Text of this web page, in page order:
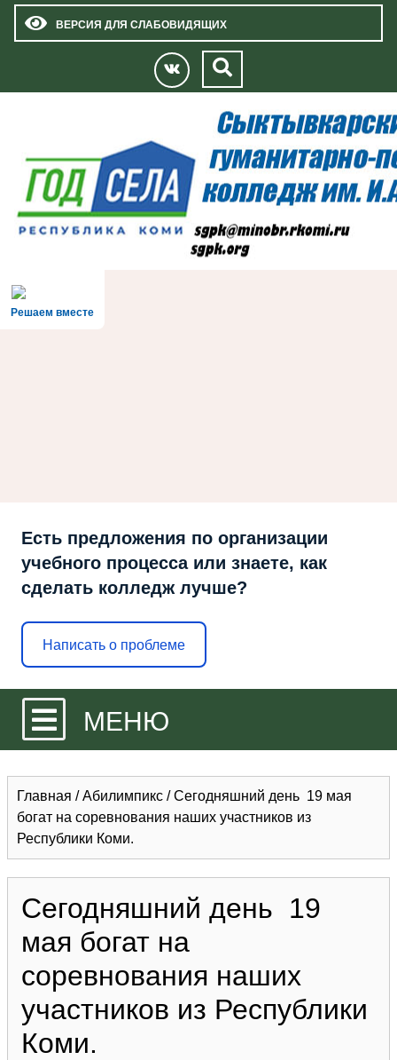
ВЕРСИЯ ДЛЯ СЛАБОВИДЯЩИХ
Решаем вместе
Есть предложения по организации
учебного процесса или знаете, как
сделать колледж лучше?
Написать о проблеме
МЕНЮ
Главная /Абилимпикс /Сегодняшний день 19 мая
богат на соревнования наших участников из
Республики Коми.
Сегодняшний день 19
мая богат на
соревнования наших
участников из Республики
Коми.